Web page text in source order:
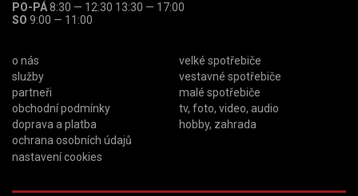
PO-PÁ8:30 — 12:30 13:30 — 17:00
SO 9:00 — 11:00
o nás
služby
partneři
obchodní podmínky
doprava a platba
ochrana osobních údajů
nastavení cookies
velké spotřebiče
vestavné spotřebiče
malé spotřebiče
tv, foto, video, audio
hobby, zahrada